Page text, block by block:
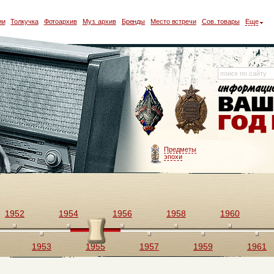
Толкучка Фотоархив Муз. архив Бренды Место встречи Сов. товары Еще
Предметы
эпохи
1952
1953
1954
1955
1956
1957
1958
1959
1960
1961